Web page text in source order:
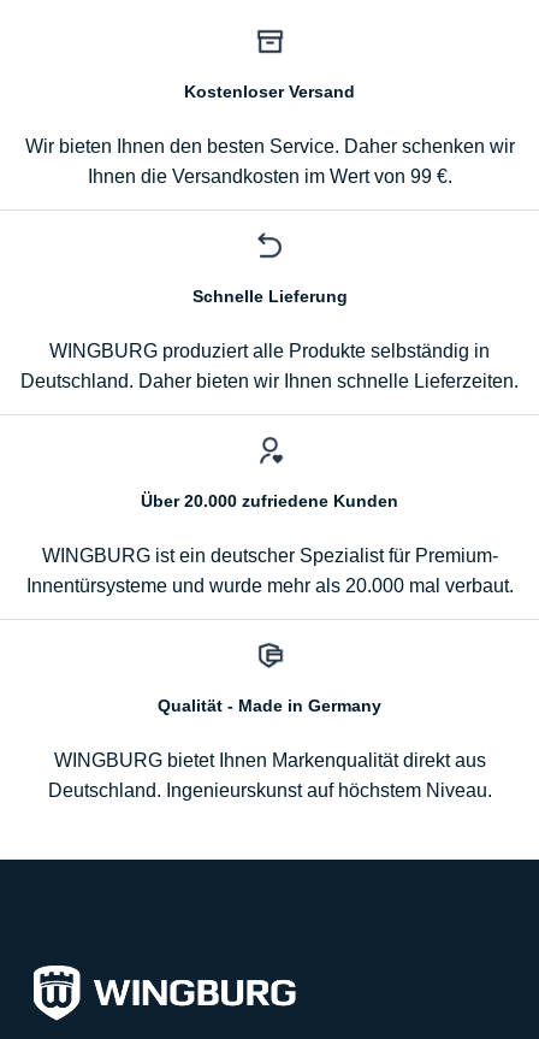
Kostenloser Versand
Wir bieten Ihnen den besten Service. Daher schenken wir
Ihnen die Versandkosten im Wert von 99 €.
Schnelle Lieferung
WINGBURG produziert alle Produkte selbständig in
Deutschland. Daher bieten wir Ihnen schnelle Lieferzeiten.
Über 20.000 zufriedene Kunden
WINGBURG ist ein deutscher Spezialist für Premium-
Innentürsysteme und wurde mehr als 20.000 mal verbaut.
Qualität - Made in Germany
WINGBURG bietet Ihnen Markenqualität direkt aus
Deutschland. Ingenieurskunst auf höchstem Niveau.